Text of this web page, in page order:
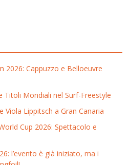
2026: Cappuzzo e Belloeuvre
Titoli Mondiali nel Surf-Freestyle
Viola Lippitsch a Gran Canaria
Cup 2026: Spettacolo e
l’evento è già iniziato, ma i